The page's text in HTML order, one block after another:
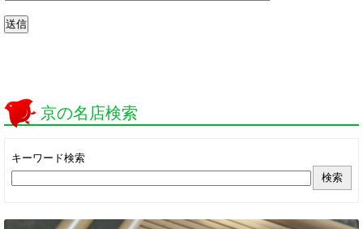
京の名店検索
キーワード検索